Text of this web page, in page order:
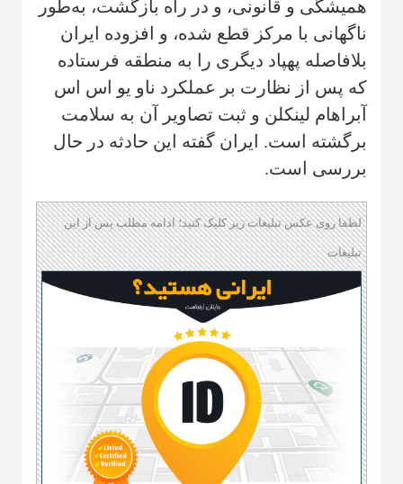
همیشگی و قانونی، و در راه بازگشت، به‌طور
ناگهانی با مرکز قطع شده، و افزوده ایران
بلافاصله پهپاد دیگری را به منطقه فرستاده
که پس از نظارت بر عملکرد ناو یو اس اس
آبراهام لینکلن و ثبت تصاویر آن به سلامت
برگشته است. ایران گفته این حادثه در حال
بررسی است.
لطفا روی عکس تبلیغات زیر کلیک کنید؛ ادامه مطلب پس از این
تبلیغات